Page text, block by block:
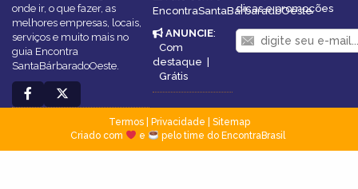
onde ir, o que fazer, as
melhores empresas, locais,
serviços e muito mais no
guia Encontra
SantaBárbaradoOeste.
EncontraSantaBárbaradoOeste
ANUNCIE:
Com
destaque |
Grátis
dicas e promoções
Termos| Privacidade
Sitemap
Criado com
e pelo time do EncontraBrasil